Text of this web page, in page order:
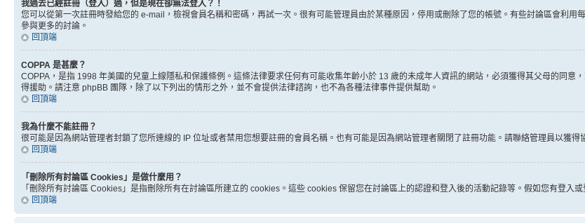
我過去已經註冊（登入）過，但是現在卻無法登入？！
您可以從第一次註冊時發給您的 e-mail，檢視會員名稱和密碼，再試一次。很有可能管理員由於某種原因，停用或刪除了您的帳號。有些討論區會利
參與更多的討論。
回頂端
COPPA 是甚麼？
COPPA，是指 1998 年美國的兒童上線隱私和保護條例。這條法律要求任何有可能收集年齡小於 13 歲的未成年人資訊的網站，必須獲得其父母的同
得援助。請注意 phpBB 團隊，除了以下列出的情形之外，並不會提供法律諮詢，也不為各種法律事件提供幫助。
回頂端
我為什麼不能註冊？
很可能是因為網站管理者封鎖了您所連線的 IP 位址或者禁用您想要註冊的會員名稱。也有可能是因為網站管理者關閉了註冊功能。請聯絡管理員以獲得
回頂端
「刪除所有討論區 Cookies」是做什麼用？
「刪除所有討論區 Cookies」是指刪除所有在討論區所建立的 cookies。這些 cookies 保留您在討論區上的認證和登入後的活動記錄等。假如您有登入
回頂端